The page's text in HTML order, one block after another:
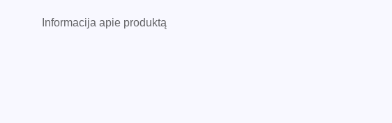
Informacija apie produktą